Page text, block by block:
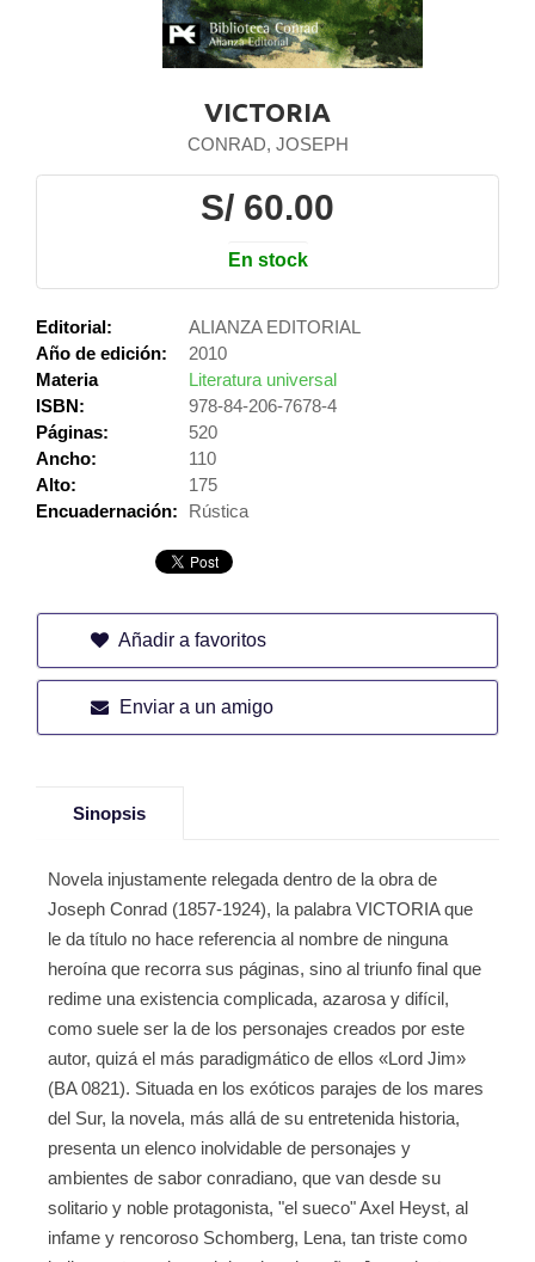
VICTORIA
CONRAD, JOSEPH
S/ 60.00
En stock
Editorial:
ALIANZA EDITORIAL
Año de edición:
2010
Materia
Literatura universal
ISBN:
978-84-206-7678-4
Páginas:
520
Ancho:
110
Alto:
175
Encuadernación:
Rústica
Añadir a favoritos
Enviar a un amigo
Sinopsis
Novela injustamente relegada dentro de la obra de
Joseph Conrad (1857-1924), la palabra VICTORIA que
le da título no hace referencia al nombre de ninguna
heroína que recorra sus páginas, sino al triunfo final que
redime una existencia complicada, azarosa y difícil,
como suele ser la de los personajes creados por este
autor, quizá el más paradigmático de ellos «Lord Jim»
(BA 0821). Situada en los exóticos parajes de los mares
del Sur, la novela, más allá de su entretenida historia,
presenta un elenco inolvidable de personajes y
ambientes de sabor conradiano, que van desde su
solitario y noble protagonista, "el sueco" Axel Heyst, al
infame y rencoroso Schomberg, Lena, tan triste como